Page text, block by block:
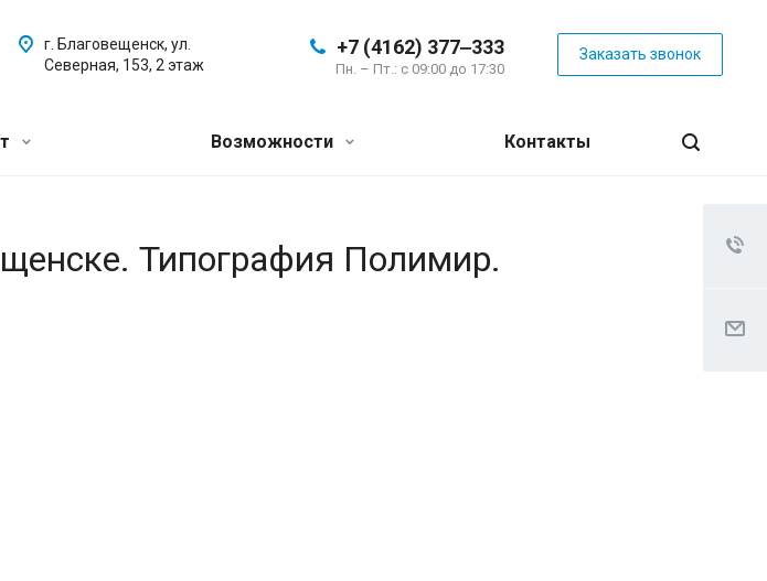
+7 (4162) 377‒333
Пн. – Пт.: с 09:00 до 17:30
Заказать звонок
г. Благовещенск, ул.
Северная, 153, 2 этаж
Возможности Контакты
Типография Полимир.